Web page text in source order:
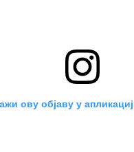
ову објаву у